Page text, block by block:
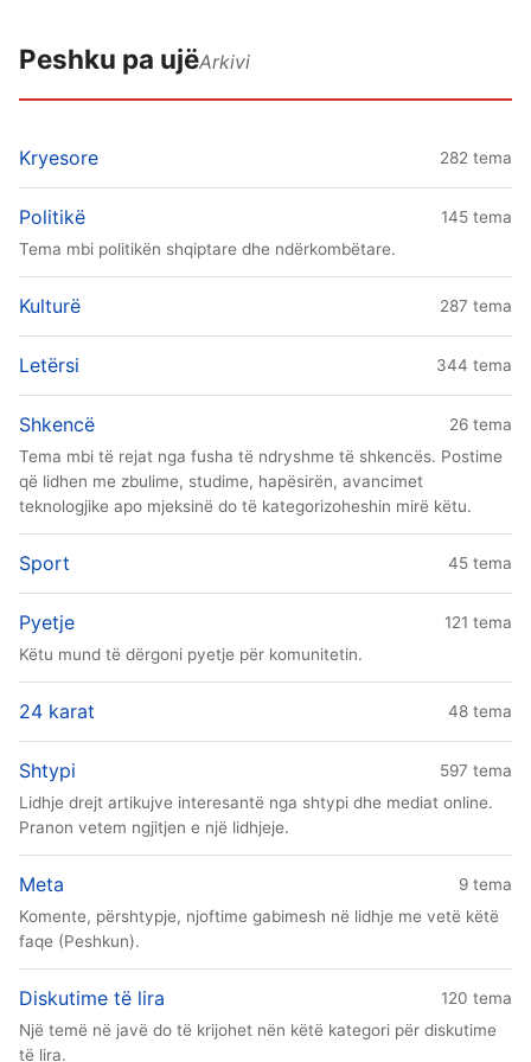
Peshku pa ujëArkivi
Kryesore 282 tema
Politikë
145 tema
Tema mbi politikën shqiptare dhe ndërkombëtare.
Kulturë 287 tema
Letërsi 344 tema
Shkencë
26 tema
Tema mbi të rejat nga fusha të ndryshme të shkencës. Postime
që lidhen me zbulime, studime, hapësirën, avancimet
teknologjike apo mjeksinë do të kategorizoheshin mirë këtu.
Sport 45 tema
Pyetje
121 tema
Këtu mund të dërgoni pyetje për komunitetin.
24 karat 48 tema
Shtypi
597 tema
Lidhje drejt artikujve interesantë nga shtypi dhe mediat online.
Pranon vetem ngjitjen e një lidhjeje.
Meta
9 tema
Komente, përshtypje, njoftime gabimesh në lidhje me vetë këtë
faqe (Peshkun).
Diskutime të lira
120 tema
Një temë në javë do të krijohet nën këtë kategori për diskutime
të lira.